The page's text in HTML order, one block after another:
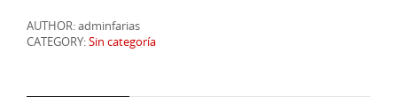
AUTHOR: adminfarias
CATEGORY:Sin categoría